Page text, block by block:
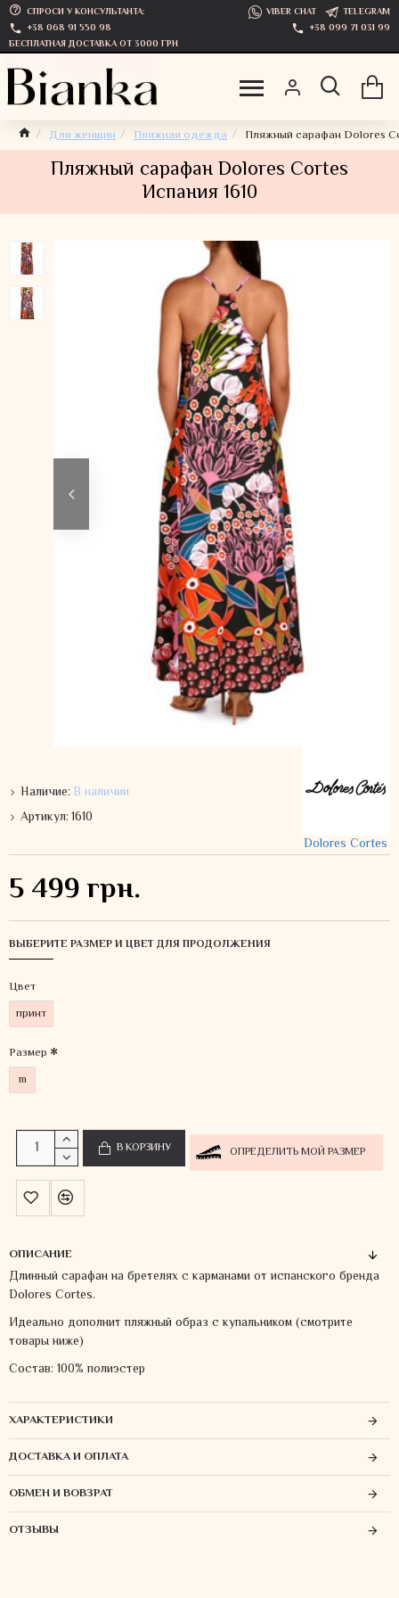
СПРОСИ У КОНСУЛЬТАНТА: VIBER CHAT
TELEGRAM
+38 068 91 550 98
+38 099 71 031 99
БЕСПЛАТНАЯ ДОСТАВКА ОТ 3000 ГРН
Для женщин Пляжная одежда Пляжный сарафан Dolores
Пляжный сарафан Dolores Cortes
Испания 1610
Наличие: В наличии
Артикул:1610
Dolores Cortes
5 499 грн.
ВЫБЕРИТЕ РАЗМЕР И ЦВЕТ ДЛЯ ПРОДОЛЖЕНИЯ
Цвет
принт
Размер
m
В КОРЗИНУ ОПРЕДЕЛИТЬ МОЙ РАЗМЕР
ОПИСАНИЕ
Длинный сарафан на бретелях с карманами от испанского бренда
Dolores Cortes.
Идеально дополнит пляжный образ с купальником (смотрите
товары ниже)
Состав: 100% полиэстер
ХАРАКТЕРИСТИКИ
ДОСТАВКА И ОПЛАТА
ОБМЕН И ВОВЗРАТ
ОТЗЫВЫ